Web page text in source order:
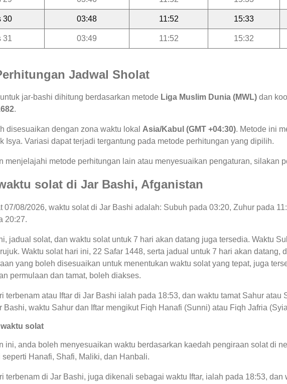
30 03:48 11:52 15:33
31 03:49 11:52 15:32
Jadwal Sholat
jar-bashi dihitung berdasarkan metode Liga Muslim Dunia (MWL) dan
.
disesuaikan dengan zona waktu lokal Asia/Kabul (GMT +04:30). Metode ini
Isya. Variasi dapat terjadi tergantung pada metode perhitungan yang dipilih.
menjelajahi metode perhitungan lain atau menyesuaikan pengaturan, silakan
solat di Jar Bashi, Afganistan
07/08/2026, waktu solat di Jar Bashi adalah: Subuh pada 03:20, Zuhur pada
20:27.
jadual solat, dan waktu solat untuk 7 hari akan datang juga tersedia. Waktu
Waktu solat hari ini, 22 Safar 1448, serta jadual untuk 7 hari akan datang,
yang boleh disesuaikan untuk menentukan waktu solat yang tepat, juga
permulaan dan tamat, boleh diakses.
terbenam atau Iftar di Jar Bashi ialah pada 18:53, dan waktu tamat Sahur
Bashi, waktu Sahur dan Iftar mengikut Fiqh Hanafi (Sunni) atau Fiqh Jafria
solat
ini, anda boleh menyesuaikan waktu berdasarkan kaedah pengiraan solat di
seperti Hanafi, Shafi, Maliki, dan Hanbali.
terbenam di Jar Bashi, juga dikenali sebagai waktu Iftar, ialah pada 18:53,